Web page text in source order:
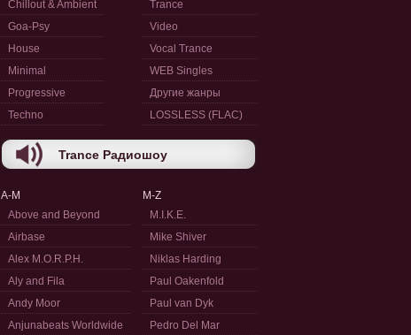
Chillout & Ambient
Goa-Psy
House
Minimal
Progressive
Techno
Trance
Video
Vocal Trance
WEB Singles
Другие жанры
LOSSLESS (FLAC)
Trance Радиошоу
A-M
Above and Beyond
Airbase
Alex M.O.R.P.H.
Aly and Fila
Andy Moor
Anjunabeats Worldwide
M-Z
M.I.K.E.
Mike Shiver
Niklas Harding
Paul Oakenfold
Paul van Dyk
Pedro Del Mar